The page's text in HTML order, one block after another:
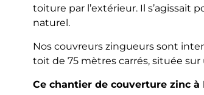
toiture par l’extérieur. Il s’agissait
naturel.
Nos couvreurs zingueurs sont
toit de 75 mètres carrés, située
Ce chantier de couverture zinc